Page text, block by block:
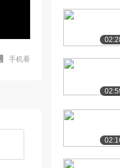
手机看